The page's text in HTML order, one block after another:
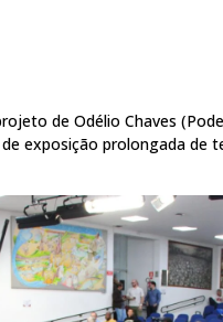
de Odélio Chaves
exposição prolongada de